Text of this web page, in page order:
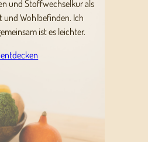
und Stoffwechselkur als
und Wohlbefinden. Ich
ist es leichter.